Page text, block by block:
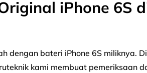
iPhone 6S
dengan bateri iPhone 6S miliknya.
kami membuat pemeriksaan